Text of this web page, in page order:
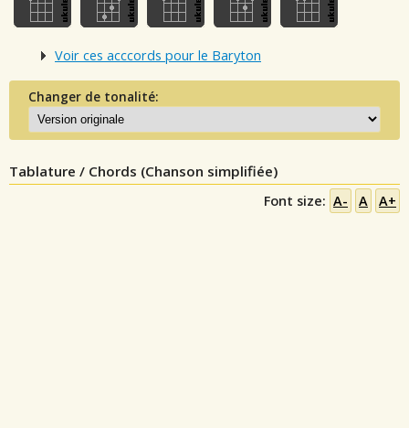
Voir ces acccords pour le Baryton
Changer de tonalité:
Tablature / Chords (Chanson simplifiée)
Font size: A- A A+